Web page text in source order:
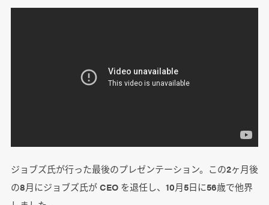
ジョブズ氏が行った最後のプレゼンテーション。この2ヶ月後
の8月にジョブズ氏が CEO を退任し、10月5日に56歳で他界